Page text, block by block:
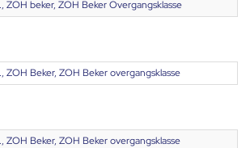
ZOH beker, ZOH Beker Overgangsklasse
ZOH Beker, ZOH Beker overgangsklasse
ZOH Beker, ZOH Beker overgangsklasse